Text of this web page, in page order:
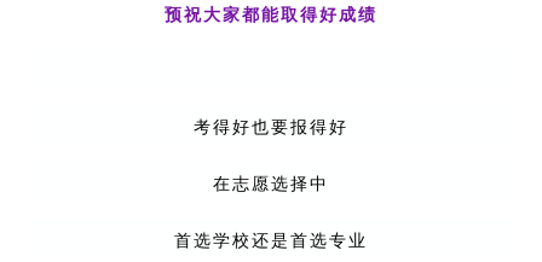
预祝大家都能取得好成绩
考得好也要报得好
在志愿选择中
首选学校还是首选专业